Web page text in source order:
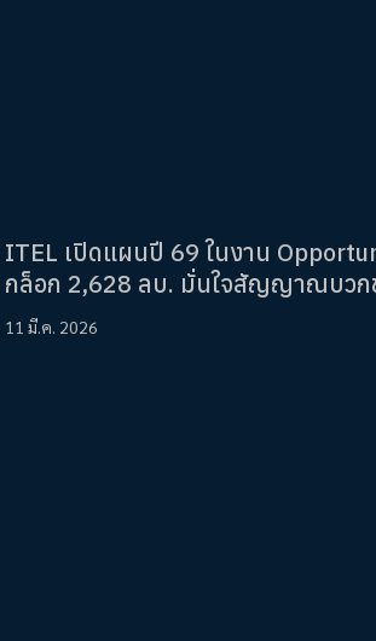
ITEL เปิดแผนปี 69 ในงาน
กล็อก 2,628 ลบ. มั่นใจสัญญาณบวก
11 มี.ค. 2026